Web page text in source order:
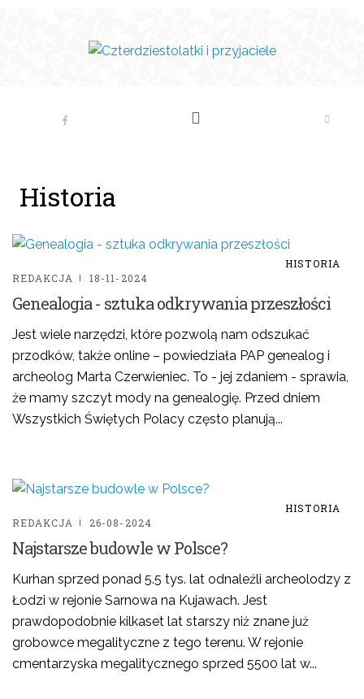
Historia
HISTORIA
REDAKCJA
18-11-2024
Genealogia - sztuka odkrywania przeszłości
Jest wiele narzędzi, które pozwolą nam odszukać
przodków, także online – powiedziała PAP genealog i
archeolog Marta Czerwieniec. To - jej zdaniem - sprawia,
że mamy szczyt mody na genealogię. Przed dniem
Wszystkich Świętych Polacy często planują...
HISTORIA
REDAKCJA
26-08-2024
Najstarsze budowle w Polsce?
Kurhan sprzed ponad 5.5 tys. lat odnaleźli archeolodzy z
Łodzi w rejonie Sarnowa na Kujawach. Jest
prawdopodobnie kilkaset lat starszy niż znane już
grobowce megalityczne z tego terenu. W rejonie
cmentarzyska megalitycznego sprzed 5500 lat w...